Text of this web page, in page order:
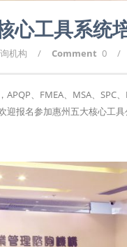
心工具系统
机构 / Comment 0 /
、FMEA、MSA、SPC
报名参加惠州五大核心工具